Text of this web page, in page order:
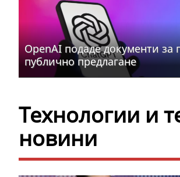
OpenAI подаде документи за
публично предлагане
Технологии и
новини